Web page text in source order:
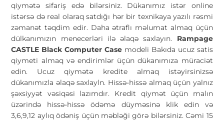
qiymətə sifariş edə bilərsiniz. Dükanımız istər online
istərsə də real olaraq satdığı hər bir texnikaya yazılı rəsmi
zəmanət təqdim edir. Daha ətraflı məlumat almaq üçün
dülkanımızın menecerləri ilə əlaqə saxlayın. Rampage
CASTLE Black Computer Case modeli Bakıda ucuz satis
qiymeti almaq və endirimlər üçün dükanımıza müraciət
edin. Ucuz qiymətə kredite almaq istəyirsinizsə
dükanımızla əlaqə saxlayln. Hissə-hissə almaq üçün yalnız
şəxsiyyət vəsiqəsi lazımdır. Kredit qiymət üçün malın
üzərində hissə-hissə ödəmə düyməsinə klik edin və
3,6,9,12 aylıq ödəniş üçün məbləği görə bilərsiniz. Cəmi 15